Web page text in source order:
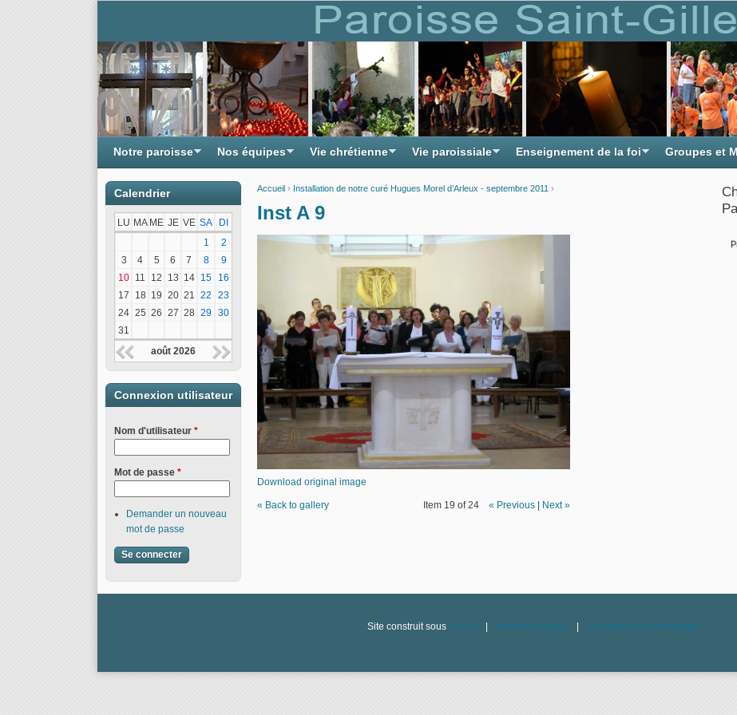
Accueil › Installation de notre curé Hugues Morel d’Arleux - septembre 2011 ›
Inst A 9
Download original image
« Back to gallery Item 19 of 24 « Previous Next »
Notre paroisse Nos équipes Vie chrétienne Vie paroissiale Enseignement de la foi Groupes et
Calendrier
LU MA ME JE VE SA
DI
1
2
3
4 5 6 7 8
9
10 11 12 13 14 15
16
17
18 19 20 21 22
23
24 25 26 27 28 29 30
31
août 2026
Connexion utilisateur
Nom d'utilisateur *
Mot de passe *
Demander un nouveau
mot de passe
Site construit sous Drupal Mentions légales Contacter les webmasters